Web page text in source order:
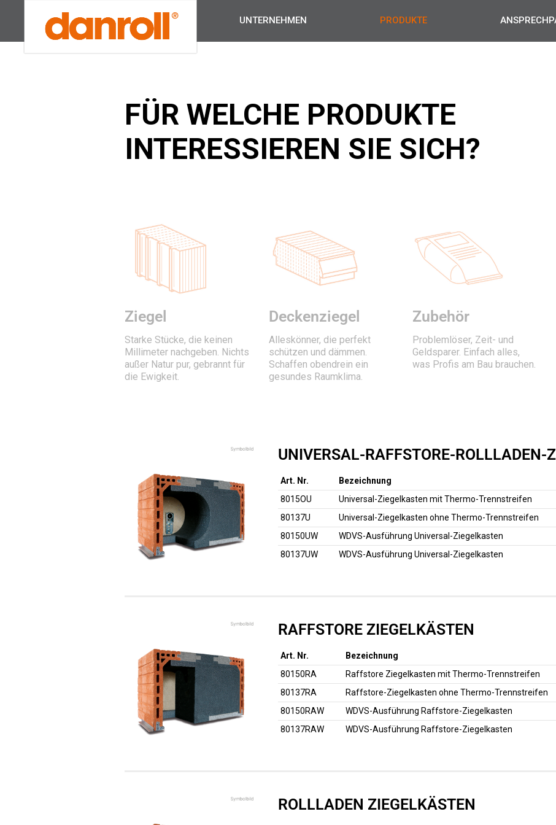
UNTERNEHMEN PRODUKTE
FÜR WELCHE PRODUKTE
INTERESSIEREN SIE SICH?
Ziegel
Starke Stücke, die keinen
Millimeter nachgeben. Nichts
außer Natur pur, gebrannt für
die Ewigkeit.
Deckenziegel
Alleskönner, die perfekt
schützen und dämmen.
Schaffen obendrein ein
gesundes Raumklima.
Zubehör
Problemlöser, Zeit- und
Geldsparer. Einfach alles,
was Profis am Bau brauchen.
UNIVERSAL-RAFFSTORE-ROLLLADEN-
Art. Nr. Bezeichnung
8015OU
Universal-Ziegelkasten mit Thermo-Trennstreifen
80137U
Universal-Ziegelkasten ohne Thermo-Trennstreifen
80150UW
WDVS-Ausführung Universal-Ziegelkasten
80137UW
WDVS-Ausführung Universal-Ziegelkasten
RAFFSTORE ZIEGELKÄSTEN
Art. Nr. Bezeichnung
80150RA
Raffstore Ziegelkasten mit Thermo-Trennstreifen
80137RA
Raffstore-Ziegelkasten ohne Thermo-Trennstreifen
80150RAW
WDVS-Ausführung Raffstore-Ziegelkasten
80137RAW
WDVS-Ausführung Raffstore-Ziegelkasten
ROLLLADEN ZIEGELKÄSTEN